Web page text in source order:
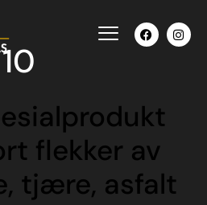
flekker av
tjære, asfalt